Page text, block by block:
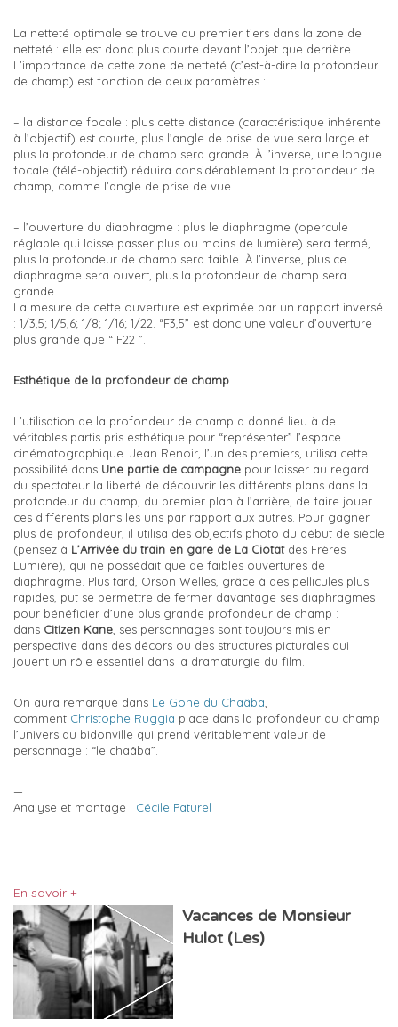
La netteté optimale se trouve au premier tiers dans la zone de
netteté : elle est donc plus courte devant l’objet que derrière.
L’importance de cette zone de netteté (c’est-à-dire la profondeur
de champ) est fonction de deux paramètres :
– la distance focale : plus cette distance (caractéristique inhérente
à l’objectif) est courte, plus l’angle de prise de vue sera large et
plus la profondeur de champ sera grande. À l’inverse, une longue
focale (télé-objectif) réduira considérablement la profondeur de
champ, comme l’angle de prise de vue.
– l’ouverture du diaphragme : plus le diaphragme (opercule
réglable qui laisse passer plus ou moins de lumière) sera fermé,
plus la profondeur de champ sera faible. À l’inverse, plus ce
diaphragme sera ouvert, plus la profondeur de champ sera
grande.
La mesure de cette ouverture est exprimée par un rapport inversé
: 1/3,5; 1/5,6; 1/8; 1/16; 1/22. “F3,5” est donc une valeur d’ouverture
plus grande que “ F22 ”.
Esthétique de la profondeur de champ
L’utilisation de la profondeur de champ a donné lieu à de
véritables partis pris esthétique pour “représenter” l’espace
cinématographique. Jean Renoir, l’un des premiers, utilisa cette
possibilité dans Une partie de campagne pour laisser au regard
du spectateur la liberté de découvrir les différents plans dans la
profondeur du champ, du premier plan à l’arrière, de faire jouer
ces différents plans les uns par rapport aux autres. Pour gagner
plus de profondeur, il utilisa des objectifs photo du début de siècle
(pensez à L’Arrivée du train en gare de La Ciotatdes Frères
Lumière), qui ne possédait que de faibles ouvertures de
diaphragme. Plus tard, Orson Welles, grâce à des pellicules plus
rapides, put se permettre de fermer davantage ses diaphragmes
pour bénéficier d’une plus grande profondeur de champ :
dans Citizen Kane , ses personnages sont toujours mis en
perspective dans des décors ou des structures picturales qui
jouent un rôle essentiel dans la dramaturgie du film.
On aura remarqué dans Le Gone du Chaâba
comment Christophe Ruggia place dans la profondeur du champ
l’univers du bidonville qui prend véritablement valeur de
personnage : “le chaâba”.
—
Analyse et montage : Cécile Paturel
En savoir +
Vacances de Monsieur
Hulot (Les)